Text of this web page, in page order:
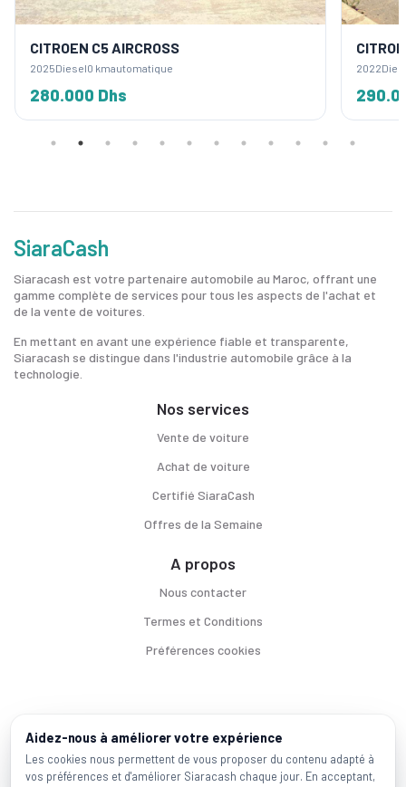
CITROEN C5 AIRCROSS
2025Diesel0 kmautomatique
280.000 Dhs
2022
SiaraCash
Siaracash est votre partenaire automobile au Maroc, offrant une
gamme complète de services pour tous les aspects de l'achat et
de la vente de voitures.
En mettant en avant une expérience fiable et transparente,
Siaracash se distingue dans l'industrie automobile grâce à la
technologie.
Nos services
Vente de voiture
Achat de voiture
Certifié SiaraCash
Offres de la Semaine
A propos
Nous contacter
Termes et Conditions
Préférences cookies
Voitures par ville
Casablanca | | Mohammadia |Salé | |
Marques populaires
Aidez-nous à améliorer votre expérience
Les cookies nous permettent de vous proposer du contenu adapté à
vos préférences et d'améliorer Siaracash chaque jour. En acceptant,